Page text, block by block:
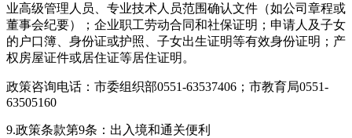
业高级管理人员、专业技术人员范围确认文件（如公司章程或
董事会纪要）；企业职工劳动合同和社保证明；申请人及子女
的户口簿、身份证或护照、子女出生证明等有效身份证明；产
权房屋证件或居住证等居住证明。
政策咨询电话：市委组织部0551-63537406；市教育局0551-
63505160
9.政策条款第9条：出入境和通关便利